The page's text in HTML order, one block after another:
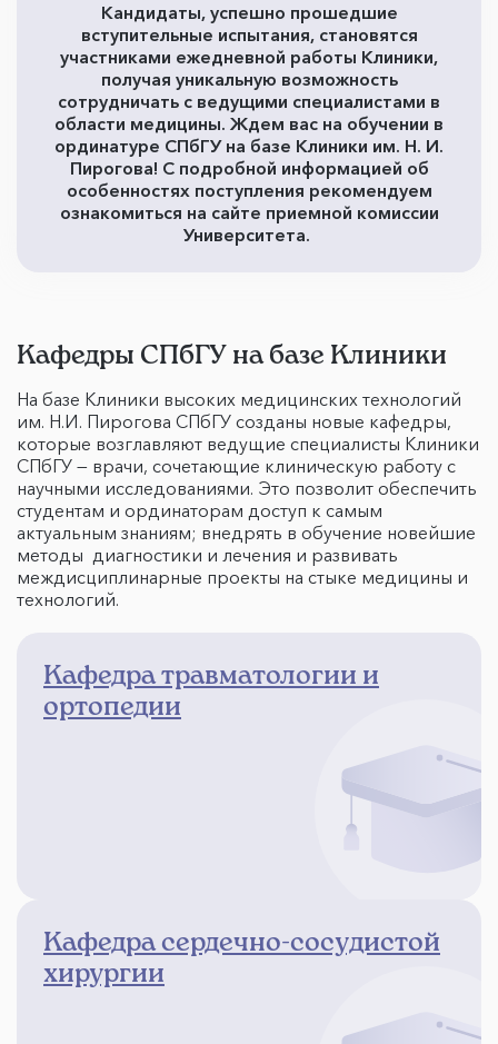
Кандидаты, успешно прошедшие
вступительные испытания, становятся
участниками ежедневной работы Клиники,
получая уникальную возможность
сотрудничать с ведущими специалистами в
области медицины. Ждем вас на обучении в
ординатуре СПбГУ на базе Клиники им. Н. И.
Пирогова! С подробной информацией об
особенностях поступления рекомендуем
ознакомиться на сайте приемной комиссии
Университета.
Кафедры СПбГУ на базе Клиники
На базе Клиники высоких медицинских технологий
им. Н.И. Пирогова СПбГУ созданы новые кафедры,
которые возглавляют ведущие специалисты Клиники
СПбГУ — врачи, сочетающие клиническую работу с
научными исследованиями. Это позволит обеспечить
студентам и ординаторам доступ к самым
актуальным знаниям; внедрять в обучение новейшие
методы диагностики и лечения и развивать
междисциплинарные проекты на стыке медицины и
технологий.
Кафедра травматологии и
ортопедии
Кафедра сердечно-сосудистой
хирургии